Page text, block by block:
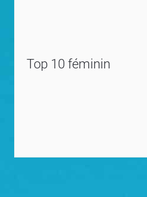
Top 10 féminin